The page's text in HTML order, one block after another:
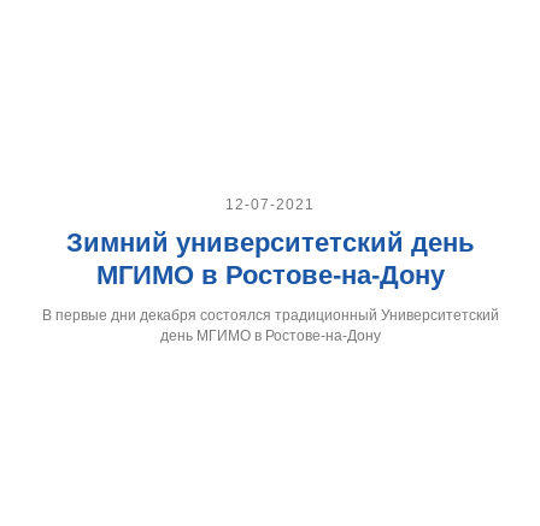
12-07-2021
Зимний университетский день
МГИМО в Ростове-на-Дону
В первые дни декабря состоялся традиционный Университетский
день МГИМО в Ростове-на-Дону